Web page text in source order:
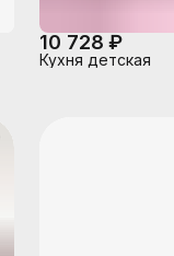
10 728 ₽
Кухня детская